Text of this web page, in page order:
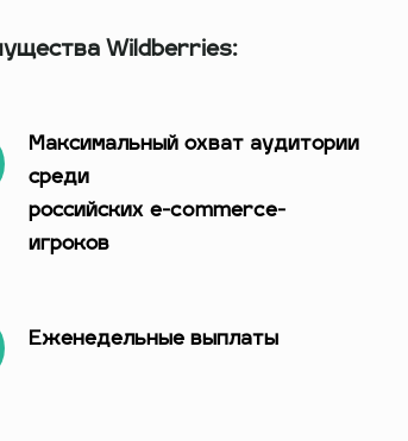
Wildberries:
Максимальный охват аудитории
среди
российских e-commerce-
игроков
Еженедельные выплаты